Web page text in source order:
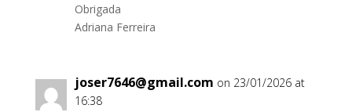
Obrigada
Adriana Ferreira
joser7646@gmail.com on 23/01/2026 at
16:38